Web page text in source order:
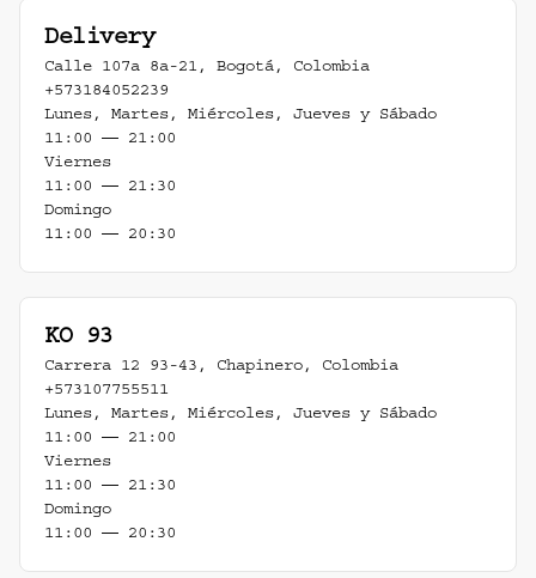
Delivery
Calle 107a 8a-21 , Bogotá, Colombia
+573184052239
Lunes, Martes, Miércoles, Jueves y Sábado
11:00 ― 21:00
Viernes
11:00 ― 21:30
Domingo
11:00 ― 20:30
KO 93
Carrera 12 93-43 , Chapinero, Colombia
+573107755511
Lunes, Martes, Miércoles, Jueves y Sábado
11:00 ― 21:00
Viernes
11:00 ― 21:30
Domingo
11:00 ― 20:30